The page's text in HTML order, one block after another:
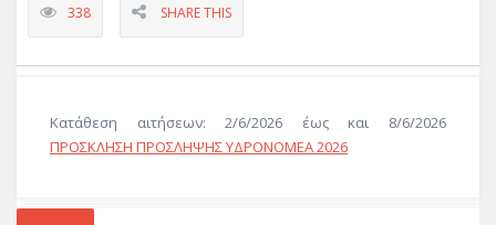
338 SHARE THIS
Κατάθεση αιτήσεων: 2/6/2026 έως και 8/6/2026
ΠΡΟΣΚΛΗΣΗ ΠΡΟΣΛΗΨΗΣ ΥΔΡΟΝΟΜΕΑ 2026